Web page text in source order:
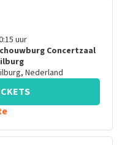
uur
Concertzaal
, Nederland